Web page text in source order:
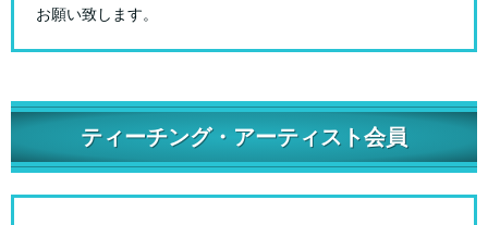
お願い致します。
ティーチング・アーティスト会員